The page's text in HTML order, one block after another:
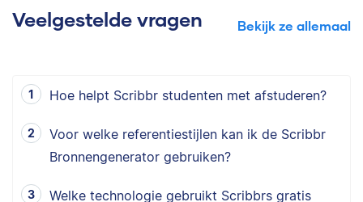
Veelgestelde vragen Bekijk ze allemaal
Hoe helpt Scribbr studenten met afstuderen?
Voor welke referentiestijlen kan ik de Scribbr
Bronnengenerator gebruiken?
Welke technologie gebruikt Scribbrs gratis